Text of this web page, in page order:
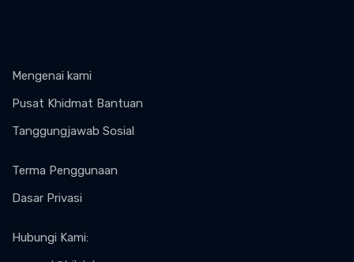
Mengenai kami
Pusat Khidmat Bantuan
Tanggungjawab Sosial
Terma Penggunaan
Dasar Privasi
Hubungi Kami: